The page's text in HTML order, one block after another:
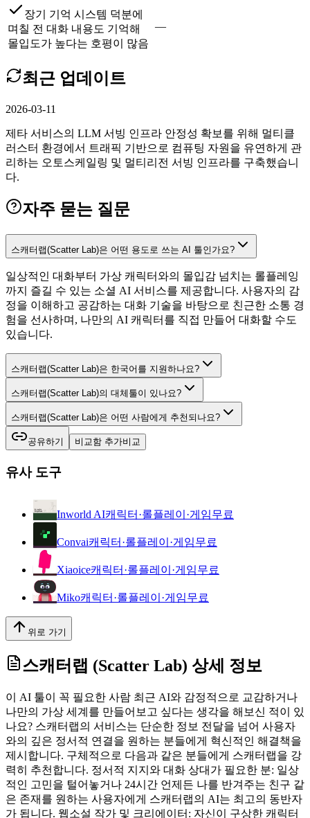
장기 기억 시스템 덕분에
며칠 전 대화 내용도 기억해
몰입도가 높다는 호평이 많음
—
최근 업데이트
2026-03-11
제타 서비스의 LLM 서빙 인프라 안정성 확보를 위해 멀티클
러스터 환경에서 트래픽 기반으로 컴퓨팅 자원을 유연하게 관
리하는 오토스케일링 및 멀티리전 서빙 인프라를 구축했습니
다.
자주 묻는 질문
스캐터랩(Scatter Lab)은 어떤 용도로 쓰는 AI 툴인가요?
일상적인 대화부터 가상 캐릭터와의 몰입감 넘치는 롤플레잉
까지 즐길 수 있는 소셜 AI 서비스를 제공합니다. 사용자의 감
정을 이해하고 공감하는 대화 기술을 바탕으로 친근한 소통 경
험을 선사하며, 나만의 AI 캐릭터를 직접 만들어 대화할 수도
있습니다.
스캐터랩(Scatter Lab)은 한국어를 지원하나요?
스캐터랩(Scatter Lab)의 대체툴이 있나요?
스캐터랩(Scatter Lab)은 어떤 사람에게 추천되나요?
공유하기 비교함 추가비교
유사 도구
Inworld AI캐릭터·롤플레이·게임무료
Convai캐릭터·롤플레이·게임무료
Xiaoice캐릭터·롤플레이·게임무료
Miko캐릭터·롤플레이·게임무료
위로 가기
스캐터랩 (Scatter Lab) 상세 정보
이 AI 툴이 꼭 필요한 사람 최근 AI와 감정적으로 교감하거나
나만의 가상 세계를 만들어보고 싶다는 생각을 해보신 적이 있
나요? 스캐터랩의 서비스는 단순한 정보 전달을 넘어 사용자
와의 깊은 정서적 연결을 원하는 분들에게 혁신적인 해결책을
제시합니다. 구체적으로 다음과 같은 분들에게 스캐터랩을 강
력히 추천합니다. 정서적 지지와 대화 상대가 필요한 분: 일상
적인 고민을 털어놓거나 24시간 언제든 나를 반겨주는 친구 같
은 존재를 원하는 사용자에게 스캐터랩의 AI는 최고의 동반자
가 됩니다. 웹소설 작가 및 크리에이터: 자신이 구상한 캐릭터